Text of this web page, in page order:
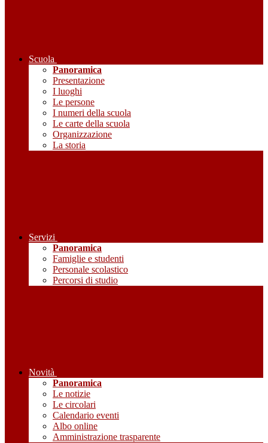
Scuola
Panoramica
Presentazione
I luoghi
Le persone
I numeri della scuola
Le carte della scuola
Organizzazione
La storia
Servizi
Panoramica
Famiglie e studenti
Personale scolastico
Percorsi di studio
Novità
Panoramica
Le notizie
Le circolari
Calendario eventi
Albo online
Amministrazione trasparente